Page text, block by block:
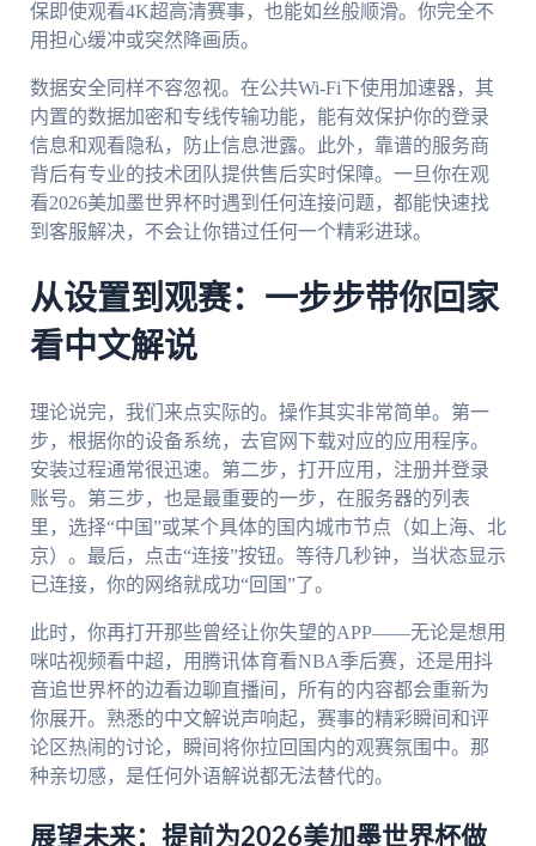
保即使观看4K超高清赛事，也能如丝般顺滑。你完全不
用担心缓冲或突然降画质。
数据安全同样不容忽视。在公共Wi-Fi下使用加速器，其
内置的数据加密和专线传输功能，能有效保护你的登录
信息和观看隐私，防止信息泄露。此外，靠谱的服务商
背后有专业的技术团队提供售后实时保障。一旦你在观
看2026美加墨世界杯时遇到任何连接问题，都能快速找
到客服解决，不会让你错过任何一个精彩进球。
从设置到观赛：一步步带你回家
看中文解说
理论说完，我们来点实际的。操作其实非常简单。第一
步，根据你的设备系统，去官网下载对应的应用程序。
安装过程通常很迅速。第二步，打开应用，注册并登录
账号。第三步，也是最重要的一步，在服务器的列表
里，选择“中国”或某个具体的国内城市节点（如上海、北
京）。最后，点击“连接”按钮。等待几秒钟，当状态显示
已连接，你的网络就成功“回国”了。
此时，你再打开那些曾经让你失望的APP——无论是想用
咪咕视频看中超，用腾讯体育看NBA季后赛，还是用抖
音追世界杯的边看边聊直播间，所有的内容都会重新为
你展开。熟悉的中文解说声响起，赛事的精彩瞬间和评
论区热闹的讨论，瞬间将你拉回国内的观赛氛围中。那
种亲切感，是任何外语解说都无法替代的。
展望未来：提前为2026美加墨世界杯做